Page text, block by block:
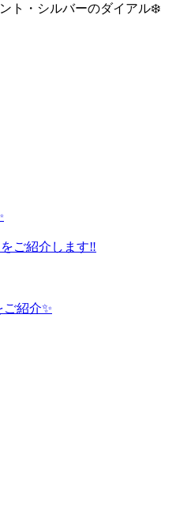
ト・シルバーのダイアル❄️
ご紹介します‼️
紹介✨